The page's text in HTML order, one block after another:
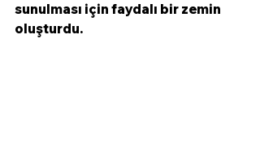
sunulması için faydalı bir zemin
oluşturdu.